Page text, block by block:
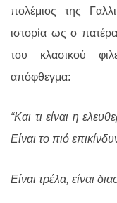
πολέμιος της
ιστορία ως ο
του κλασικού
απόφθεγμα:
“Και τι είναι η
Είναι το πιό
Είναι τρέλα, είναι